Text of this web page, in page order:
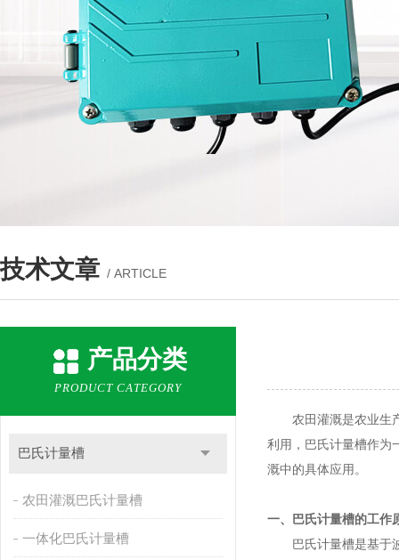
技术文章 / ARTICLE
产品分类
PRODUCT CATEGORY
巴氏计量槽
农田灌溉巴氏计量槽
一体化巴氏计量槽
农田灌溉是农业生产
利用，巴氏计量槽作为
溉中的具体应用。
一、巴氏计量槽的工作
巴氏计量槽是基于波